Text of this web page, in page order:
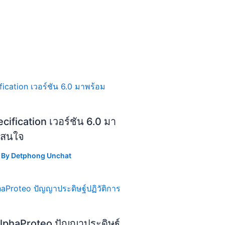
เวอร์ชัน 6.0 มา
นใจ
By Detphong Unchat